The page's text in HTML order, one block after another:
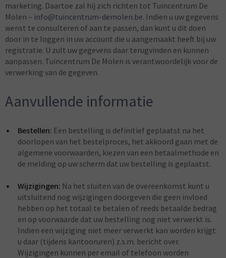
marketing. Daartoe zal hij zich richten tot Tuincentrum De
Molen – info@tuincentrum-demolen.be. Indien u uw gegevens
wenst te consulteren of aan te passen, dan kunt u dit doen
door in te loggen in uw account die u aangemaakt heeft bij uw
registratie. U zult uw gegevens daar terugvinden en kunnen
aanpassen. Tuincentrum De Molen is verantwoordelijk voor de
verwerking van de gegeven.
Aanvullende informatie
Bestellen: Een bestelling is definitief geplaatst na het
doorlopen van het bestelproces, het akkoord gaan met de
algemene voorwaarden, kiezen van een betaalmethode en
de melding op uw scherm dat uw bestelling is geplaatst.
Wijzigingen: Na het sluiten van de overeenkomst kunt u
uitsluitend nog wijzigingen doorgeven die geen invloed
hebben op het totaal te betalen of reeds betaalde bedrag
en op voorwaarde dat uw bestelling nog niet verwerkt is.
Indien een wijziging niet meer verwerkt kan worden krijgt
u daar (tijdens kantooruren) z.s.m. bericht over.
Wijzigingen kunnen per email of telefoon worden